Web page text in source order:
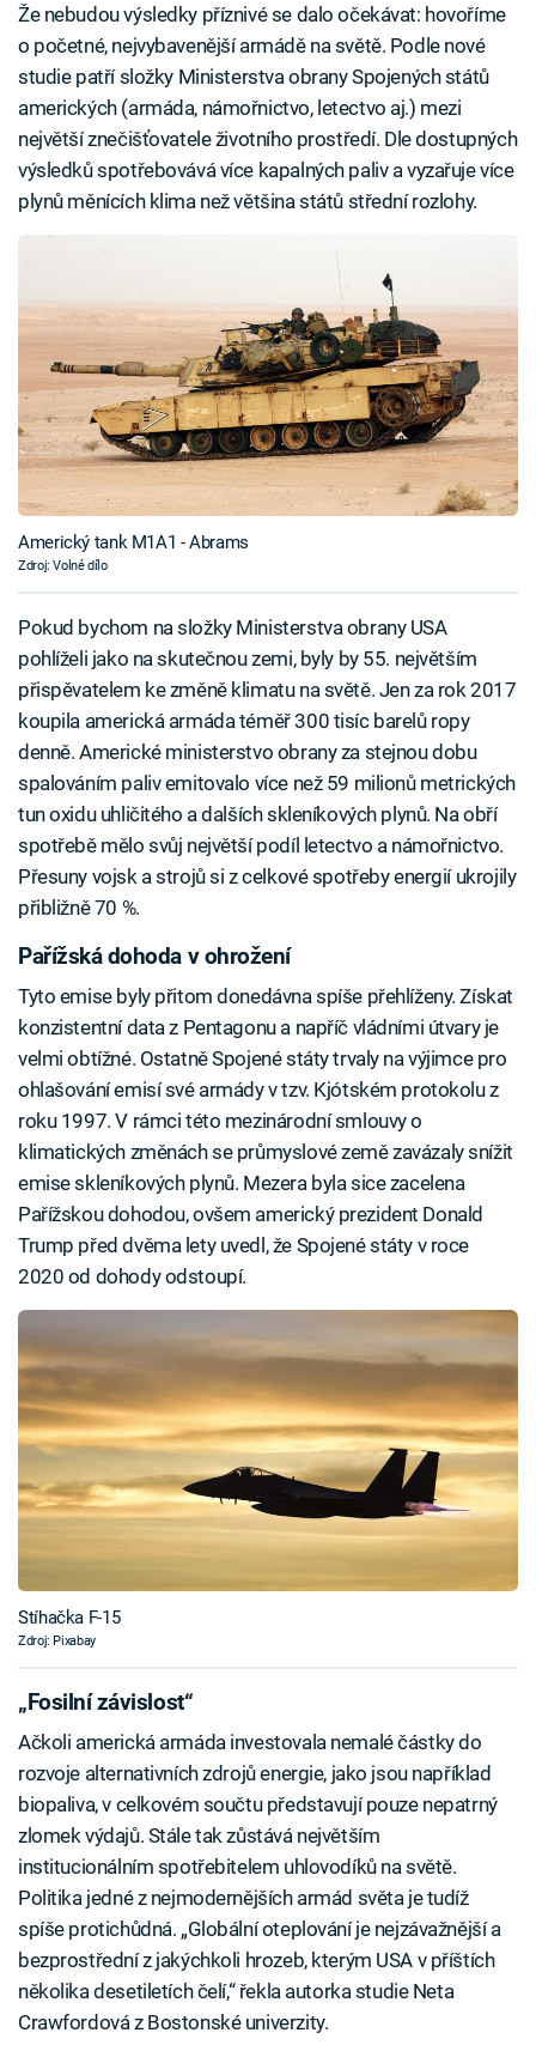
Že nebudou výsledky příznivé se dalo očekávat: hovoříme
o početné, nejvybavenější armádě na světě. Podle nové
studie patří složky Ministerstva obrany Spojených států
amerických (armáda, námořnictvo, letectvo aj.) mezi
největší znečišťovatele životního prostředí. Dle dostupných
výsledků spotřebovává více kapalných paliv a vyzařuje více
plynů měnících klima než většina států střední rozlohy.
Americký tank M1A1 - Abrams
Zdroj: Volné dílo
Pokud bychom na složky Ministerstva obrany USA
pohlíželi jako na skutečnou zemi, byly by 55. největším
přispěvatelem ke změně klimatu na světě. Jen za rok 2017
koupila americká armáda téměř 300 tisíc barelů ropy
denně. Americké ministerstvo obrany za stejnou dobu
spalováním paliv emitovalo více než 59 milionů metrických
tun oxidu uhličitého a dalších skleníkových plynů. Na obří
spotřebě mělo svůj největší podíl letectvo a námořnictvo.
Přesuny vojsk a strojů si z celkové spotřeby energií ukrojily
přibližně 70 %.
Pařížská dohoda v ohrožení
Tyto emise byly přitom donedávna spíše přehlíženy. Získat
konzistentní data z Pentagonu a napříč vládními útvary je
velmi obtížné. Ostatně Spojené státy trvaly na výjimce pro
ohlašování emisí své armády v tzv. Kjótském protokolu z
roku 1997. V rámci této mezinárodní smlouvy o
klimatických změnách se průmyslové země zavázaly snížit
emise skleníkových plynů. Mezera byla sice zacelena
Pařížskou dohodou, ovšem americký prezident Donald
Trump před dvěma lety uvedl, že Spojené státy v roce
2020 od dohody odstoupí.
Stíhačka F-15
Zdroj: Pixabay
„Fosilní závislost“
Ačkoli americká armáda investovala nemalé částky do
rozvoje alternativních zdrojů energie, jako jsou například
biopaliva, v celkovém součtu představují pouze nepatrný
zlomek výdajů. Stále tak zůstává největším
institucionálním spotřebitelem uhlovodíků na světě.
Politika jedné z nejmodernějších armád světa je tudíž
spíše protichůdná. „Globální oteplování je nejzávažnější a
bezprostřední z jakýchkoli hrozeb, kterým USA v příštích
několika desetiletích čelí,“ řekla autorka studie Neta
Crawfordová z Bostonské univerzity.